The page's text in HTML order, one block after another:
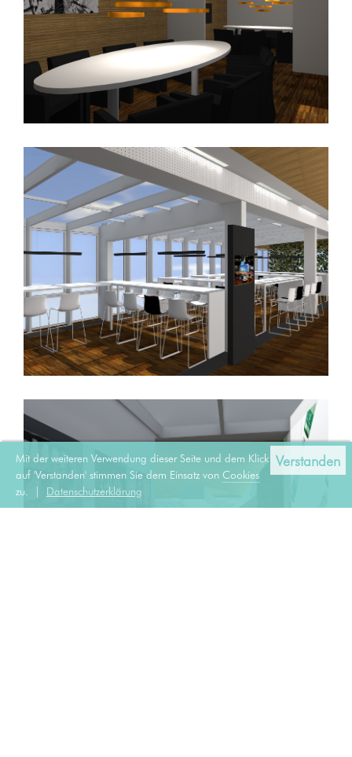
Mit der weiteren Verwendung dieser Seite und dem Klick
auf 'Verstanden' stimmen Sie dem Einsatz von Cookies
zu. | Datenschutzerklärung
Verstanden